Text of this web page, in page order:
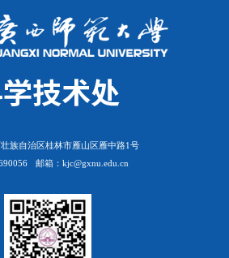
族自治区桂林市雁山区雁中路1号
邮箱：kjc@gxnu.edu.cn